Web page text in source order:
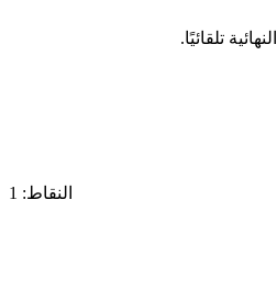
تلقائيًا.
النقاط: 1